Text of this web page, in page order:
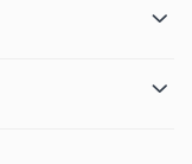
exterior cu zinc.